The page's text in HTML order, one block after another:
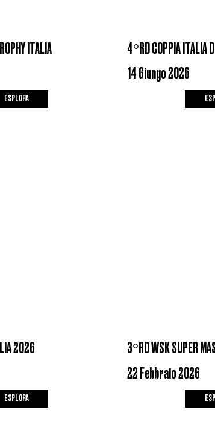
ITALIA
ESPLORA
4°RD COPPIA ITALIA
14 Giungo 2026
2026
ESPLORA
3°RD WSK SUPER
22 Febbraio 2026